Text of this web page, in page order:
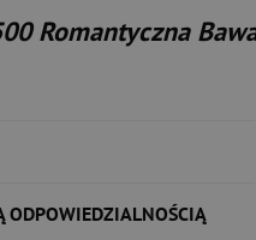
Romantyczna
ODPOWIEDZIALNOŚCIĄ